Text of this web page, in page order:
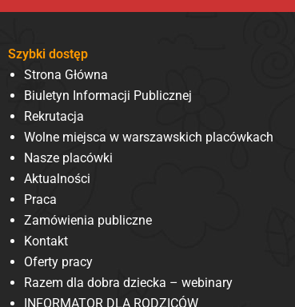
Szybki dostęp
Strona Główna
Biuletyn Informacji Publicznej
Rekrutacja
Wolne miejsca w warszawskich placówkach
Nasze placówki
Aktualności
Praca
Zamówienia publiczne
Kontakt
Oferty pracy
Razem dla dobra dziecka – webinary
INFORMATOR DLA RODZICÓW